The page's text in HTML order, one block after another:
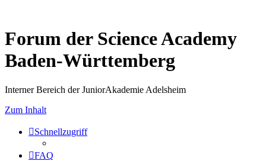
Forum der Science Academy
Baden-Württemberg
Interner Bereich der JuniorAkademie Adelsheim
Zum Inhalt
Schnellzugriff
FAQ